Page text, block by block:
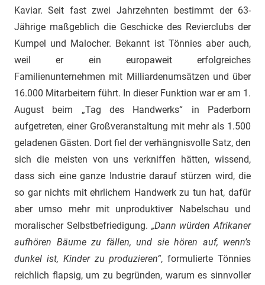
Kaviar. Seit fast zwei Jahrzehnten bestimmt der 63-
Jährige maßgeblich die Geschicke des Revierclubs der
Kumpel und Malocher. Bekannt ist Tönnies aber auch,
weil er ein europaweit erfolgreiches
Familienunternehmen mit Milliardenumsätzen und über
16.000 Mitarbeitern führt. In dieser Funktion war er am 1.
August beim „Tag des Handwerks“ in Paderborn
aufgetreten, einer Großveranstaltung mit mehr als 1.500
geladenen Gästen. Dort fiel der verhängnisvolle Satz, den
sich die meisten von uns verkniffen hätten, wissend,
dass sich eine ganze Industrie darauf stürzen wird, die
so gar nichts mit ehrlichem Handwerk zu tun hat, dafür
aber umso mehr mit unproduktiver Nabelschau und
moralischer Selbstbefriedigung. „Dann würden Afrikaner
aufhören Bäume zu fällen, und sie hören auf, wenn’s
dunkel ist, Kinder zu produzieren“, formulierte Tönnies
reichlich flapsig, um zu begründen, warum es sinnvoller